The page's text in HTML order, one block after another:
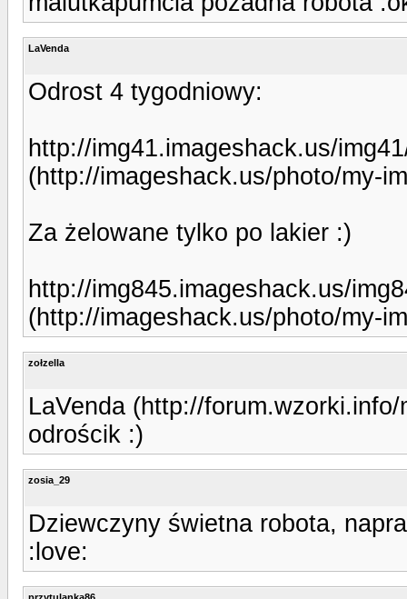
LaVenda
Odrost 4 tygodniowy:
http://img41.imageshack.us/
(http://imageshack.us/photo/my-
Za żelowane tylko po lakier :)
http://img845.imageshack.us/
(http://imageshack.us/photo/my-
zołzella
LaVenda (http://
odrościk :)
zosia_29
Dziewczyny świetna robota,
:love: